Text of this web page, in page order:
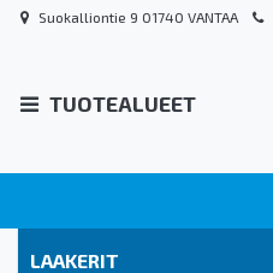
Suokalliontie 9 01740 VANTAA
TUOTEALUEET
LAAKERIT